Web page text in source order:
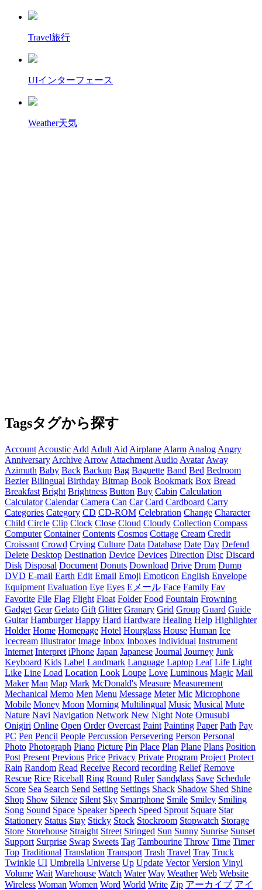
Travel旅行
UIインターフェース
Weather天気
Tagsタグから探す
Account Acoustic Add Adult Aid Airplane Alarm Analog Angry
Anniversary Archive Arrow Attachment Audio Avatar Away
Azimuth Baby Back Backup Bag Baguette Band Bed Bedroom
Bezier Bilingual Birthday Bitmap Book Bookmark Box Bread
Breakfast Bright Brightness Button Buy Cabin Calculation
Calculator Calendar Camera Can Car Card Cardboard Carry
Categories Category CD CD-ROM Celebration Change Character
Child Circle Clip Clock Close Cloud Cloudy Collection Compass
Computer Container Contents Cosmos Cottage Cream Credit
Croissant Crowd Crying Culture Data Database Date Day Defend
Delete Desktop Destination Device Devices Direction Disc Discard
Disk Disposal Document Donuts Download Drive Drum Dump
DVD E-mail Earth Edit Email Emoji Emoticon English Envelope
Equipment Evaluation Eye Eyes Eメール Face Family Fav
Favorite File Flag Flight Float Folder Food Fountain Frowning
Gadget Gear Gelato Gift Glitter Granary Grid Group Guard Guide
Guitar Hamburger Happy Hard Hardware Healing Help Highlighter
Holder Home Homepage Hotel Hourglass House Human Ice
Icecream Illustrator Image Inbox Inboxes Individual Instrument
Internet Interpret iPhone Japan Japanese Journal Journey Junk
Keyboard Kids Label Landmark Language Laptop Leaf Life Light
Like Line Load Location Look Loupe Love Luminous Magic Mail
Maker Man Map Mark McDonald's Measure Measurement
Mechanical Memo Men Menu Message Meter Mic Microphone
Mobile Money Moon Morning Multilingual Music Musical Mute
Nature Navi Navigation Network New Night Note Omusubi
Onigiri Online Open Order Overcast Paint Painting Paper Path Pay
PC Pen Pencil People Percussion Persevering Person Personal
Photo Photograph Piano Picture Pin Place Plan Plane Plans Position
Post Present Previous Price Privacy Private Program Project Protect
Rain Random Read Receive Record recording Relief Remove
Rescue Rice Riceball Ring Round Ruler Sandglass Save Schedule
Score Sea Search Send Setting Settings Shack Shadow Shed Shine
Shop Show Silence Silent Sky Smartphone Smile Smiley Smiling
Song Sound Space Speaker Speech Speed Sprout Square Star
Stationery Status Stay Sticky Stock Stockroom Stopwatch Storage
Store Storehouse Straight Street Stringed Sun Sunny Sunrise Sunset
Support Surprise Swap Sweets Tag Tambourine Throw Time Timer
Top Traditional Translation Transport Trash Travel Tray Truck
Twinkle UI Umbrella Universe Up Update Vector Version Vinyl
Volume Wait Warehouse Watch Water Way Weather Web Website
Wireless Woman Women Word World Write Zip アーカイブ アイ